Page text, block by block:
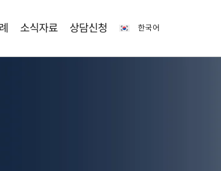
소식자료 상담신청 한국어